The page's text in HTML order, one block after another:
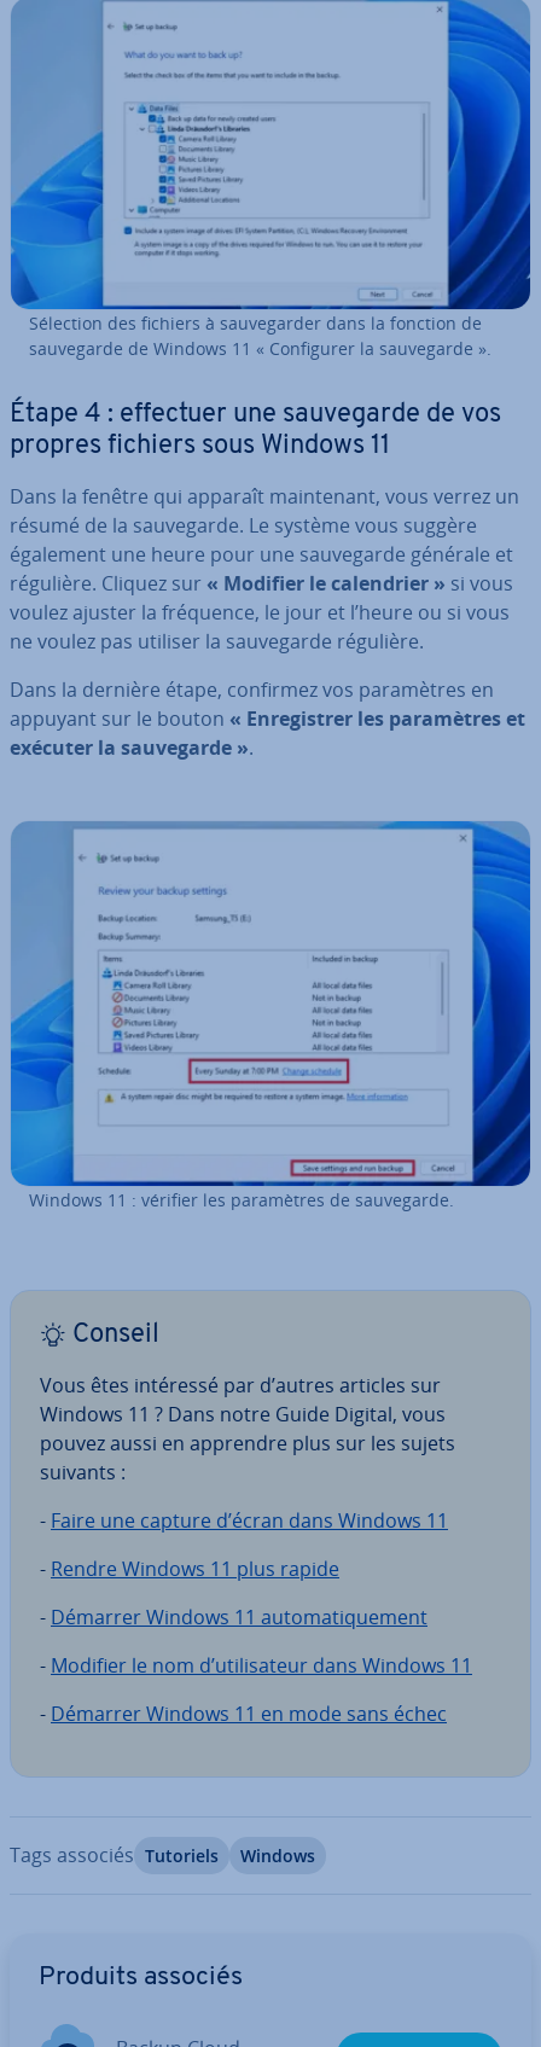
Sélection des fichiers à sau­ve­gar­der dans la fonction de
sau­ve­garde de Windows 11 « Con­fi­gu­rer la sau­ve­garde ».
Étape 4 : effectuer une sau­ve­garde de vos
propres fichiers sous Windows 11
Dans la fenêtre qui apparaît main­te­nant, vous verrez un
résumé de la sau­ve­garde. Le système vous suggère
également une heure pour une sau­ve­garde générale et
régulière. Cliquez sur « Modifier le ca­len­drier » si vous
voulez ajuster la fréquence, le jour et l’heure ou si vous
ne voulez pas utiliser la sau­ve­garde régulière.
Dans la dernière étape, confirmez vos pa­ra­mètres en
appuyant sur le bouton « En­re­gis­trer les pa­ra­mètres et
exécuter la sau­ve­garde ».
Windows 11 : vérifier les pa­ra­mètres de sau­ve­garde.
Conseil
Vous êtes intéressé par d’autres articles sur
Windows 11 ? Dans notre Guide Digital, vous
pouvez aussi en apprendre plus sur les sujets
suivants :
- Faire une capture d’écran dans Windows 11
- Rendre Windows 11 plus rapide
- Démarrer Windows 11 au­to­ma­ti­que­ment
- Modifier le nom d’uti­li­sa­teur dans Windows 11
- Démarrer Windows 11 en mode sans échec
Tags associés Tutoriels Windows
Produits associés